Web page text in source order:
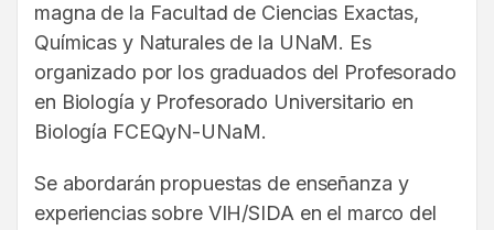
magna de la Facultad de Ciencias Exactas,
Químicas y Naturales de la UNaM. Es
organizado por los graduados del Profesorado
en Biología y Profesorado Universitario en
Biología FCEQyN-UNaM.
Se abordarán propuestas de enseñanza y
experiencias sobre VIH/SIDA en el marco del